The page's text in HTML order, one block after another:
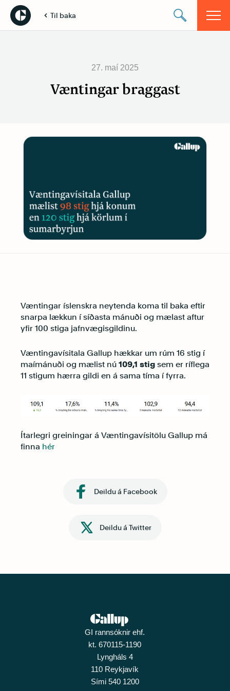
Til baka
27. maí 2025
Væntingar braggast
Væntingar íslenskra neytenda koma til baka eftir
snarpa lækkun í síðasta mánuði og mælast aftur
yfir 100 stiga jafnvægisgildinu.
Væntingavísitala Gallup hækkar um rúm 16 stig í
maímánuði og mælist nú 109,1 stig sem er ríflega
11 stigum hærra gildi en á sama tíma í fyrra.
Ítarlegri greiningar á Væntingavísitölu Gallup má
finna hér
Deildu á Facebook
Deildu á Twitter
GI rannsóknir ehf.
kt. 670115-1190
Lyngháls 4
110 Reykjavík
Sími 540 1200